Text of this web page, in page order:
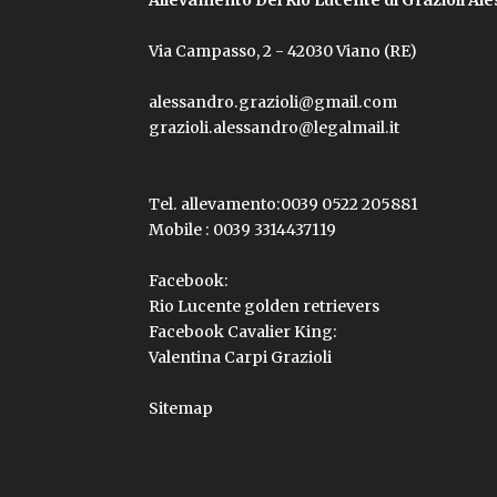
Via Campasso, 2 - 42030 Viano (RE)
alessandro.grazioli@gmail.com
grazioli.alessandro@legalmail.it
Tel. allevamento:0039 0522 205881
Mobile : 0039 3314437119
Facebook:
Rio Lucente golden retrievers
Facebook Cavalier King:
Valentina Carpi Grazioli
Sitemap